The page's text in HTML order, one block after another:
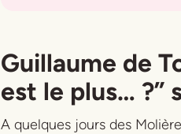
Title
Guillaume de
est le plus… ?”
A quelques jours des